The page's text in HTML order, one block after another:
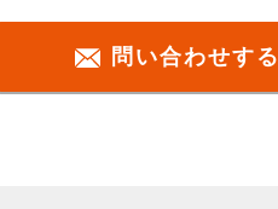
問い合わせする